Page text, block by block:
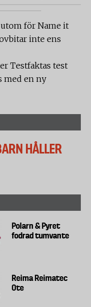
för Name it
inte ens
Testfaktas test
med en ny
HÅLLER
Polarn & Pyret
fodrad tumvante
Reima Reimatec
Ote